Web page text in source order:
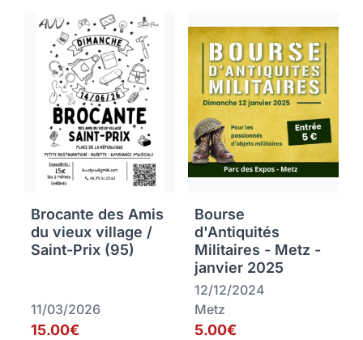
Brocante des Amis
du vieux village /
Saint-Prix (95)
11/03/2026
15.00€
Bourse
d'Antiquités
Militaires - Metz -
janvier 2025
12/12/2024
Metz
5.00€